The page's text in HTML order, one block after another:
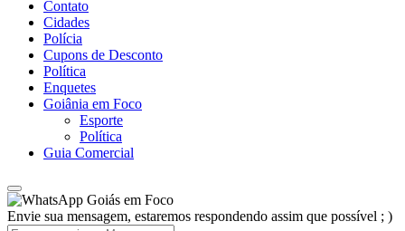
Contato
Cidades
Polícia
Cupons de Desconto
Política
Enquetes
Goiânia em Foco
Esporte
Política
Guia Comercial
Goiás em Foco
Envie sua mensagem, estaremos respondendo assim que possível ; )